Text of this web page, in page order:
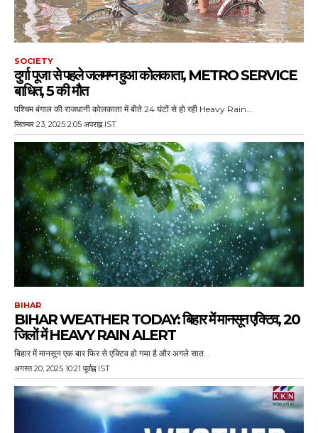
SOCIETY
दुर्गा पूजा से पहले जलमग्न हुआ कोलकाता, METRO SERVICE
बाधित, 5 की मौत
पश्चिम बंगाल की राजधानी कोलकाता में बीते 24 घंटों से हो रही Heavy Rain...
सितम्बर 23, 2025 2:05 अपराह्न IST
BIHAR
BIHAR WEATHER TODAY: बिहार में मानसून एक्टिव, 20
जिलों में HEAVY RAIN ALERT
बिहार में मानसून एक बार फिर से एक्टिव हो गया है और अगले सात...
अगस्त 20, 2025 10:21 पूर्वाह्न IST